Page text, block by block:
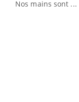
Nos mains sont ...